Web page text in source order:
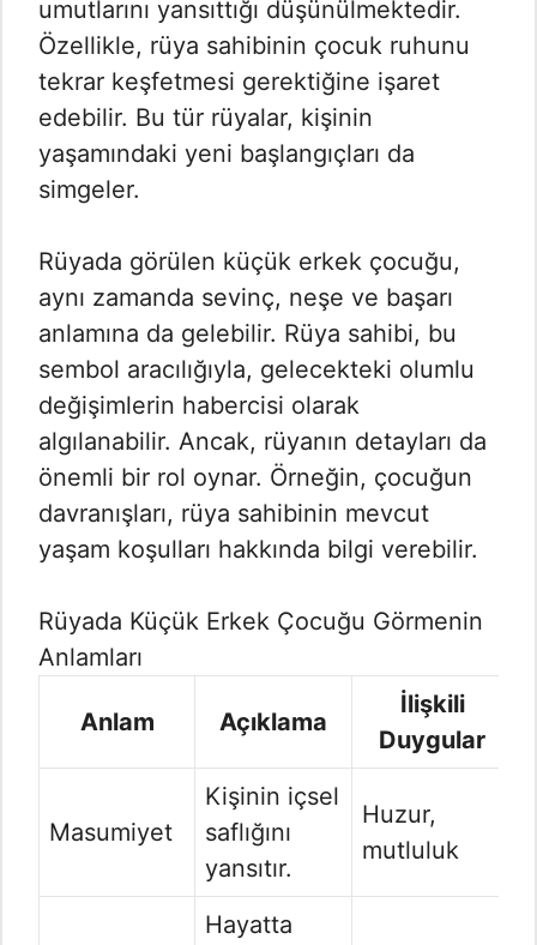
umutlarını yansıttığı düşünülmektedir.
Özellikle, rüya sahibinin çocuk ruhunu
tekrar keşfetmesi gerektiğine işaret
edebilir. Bu tür rüyalar, kişinin
yaşamındaki yeni başlangıçları da
simgeler.
Rüyada görülen küçük erkek çocuğu,
aynı zamanda sevinç, neşe ve başarı
anlamına da gelebilir. Rüya sahibi, bu
sembol aracılığıyla, gelecekteki olumlu
değişimlerin habercisi olarak
algılanabilir. Ancak, rüyanın detayları da
önemli bir rol oynar. Örneğin, çocuğun
davranışları, rüya sahibinin mevcut
yaşam koşulları hakkında bilgi verebilir.
Rüyada Küçük Erkek Çocuğu Görmenin
Anlamları
Anlam Açıklama
İlişkili
Duygular
Masumiyet
Kişinin içsel
saflığını
yansıtır.
Huzur,
mutluluk
Hayatta